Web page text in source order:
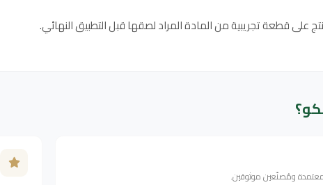
على قطعة تجريبية من المادة المراد لصقها قبل التطبيق النهائي.
ومُصنّعين موثوقين.